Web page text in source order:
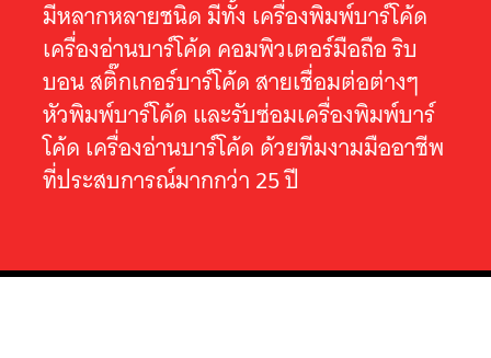
มีหลากหลายชนิด มีทั้ง เครื่องพิมพ์บาร์โค้ด
เครื่องอ่านบาร์โค้ด คอมพิวเตอร์มือถือ ริบ
บอน สติ๊กเกอร์บาร์โค้ด สายเชื่อมต่อต่างๆ
หัวพิมพ์บาร์โค้ด และรับซ่อมเครื่องพิมพ์บาร์
โค้ด เครื่องอ่านบาร์โค้ด ด้วยทีมงามมืออาชีพ
ที่ประสบการณ์มากกว่า 25 ปี